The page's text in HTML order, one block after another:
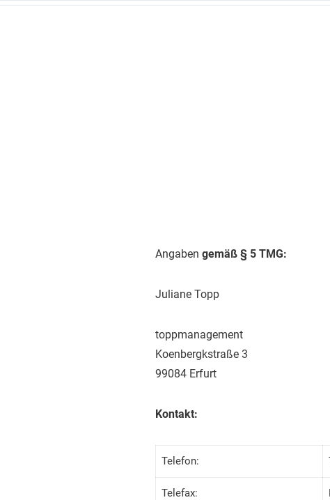
Angaben gemäß § 5 TMG:
Juliane Topp
toppmanagement
Koenbergkstraße 3
99084 Erfurt
Kontakt:
Telefon:
Telefax: